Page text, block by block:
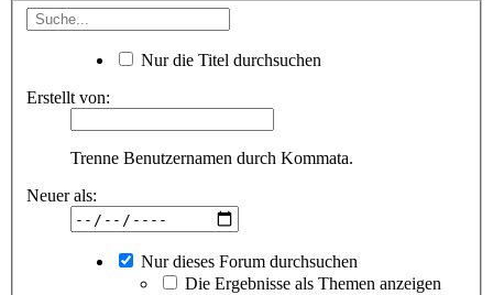
Nur die Titel durchsuchen
Erstellt von:
Trenne Benutzernamen durch Kommata.
Neuer als:
Nur dieses Forum durchsuchen
Die Ergebnisse als Themen anzeigen